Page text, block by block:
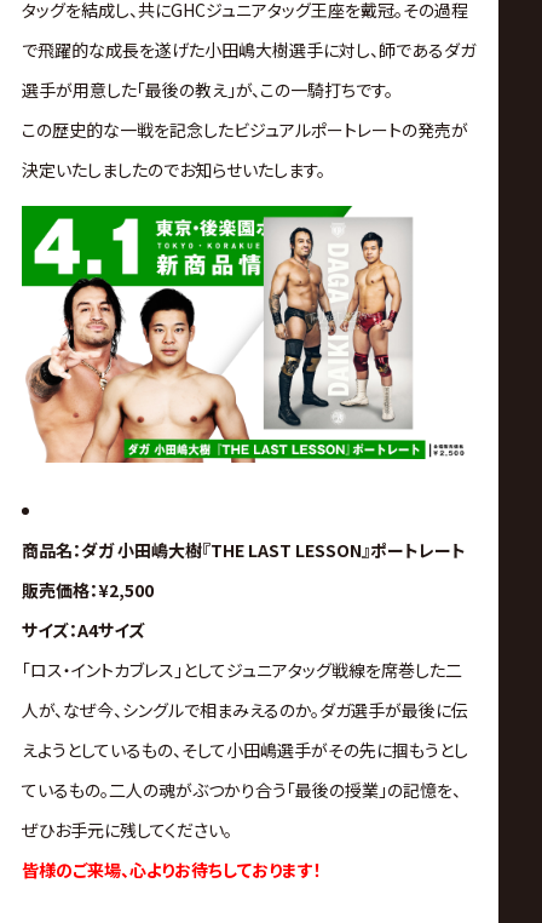
ア
公
式
サ
イ
ト
タッグを結成し、共にGHCジュニアタッグ王座を戴冠。その過程
で飛躍的な成長を遂げた小田嶋大樹選手に対し、師であるダガ
選手が用意した「最後の教え」が、この一騎打ちです。
この歴史的な一戦を記念したビジュアルポートレートの発売が
決定いたしましたのでお知らせいたします。
商品名：ダガ 小田嶋大樹『THE LAST LESSON』ポートレート
販売価格：¥2,500
サイズ：A4サイズ
「ロス・イントカブレス」としてジュニアタッグ戦線を席巻した二
人が、なぜ今、シングルで相まみえるのか。ダガ選手が最後に伝
えようとしているもの、そして小田嶋選手がその先に掴もうとし
ているもの。二人の魂がぶつかり合う「最後の授業」の記憶を、
ぜひお手元に残してください。
皆様のご来場、心よりお待ちしております！